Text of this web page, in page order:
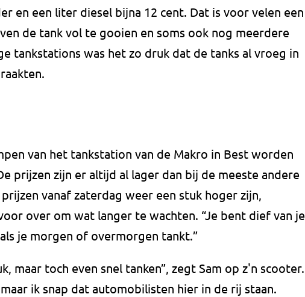
en een liter diesel bijna 12 cent. Dat is voor velen een
de tank vol te gooien en soms ook nog meerdere
tankstations was het zo druk dat de tanks al vroeg in
van het tankstation van de Makro in Best worden
prijzen zijn er altijd al lager dan bij de meeste andere
vanaf zaterdag weer een stuk hoger zijn,
over om wat langer te wachten. “Je bent dief van je
je morgen of overmorgen tankt.”
maar toch even snel tanken”, zegt Sam op z'n scooter.
ik snap dat automobilisten hier in de rij staan.